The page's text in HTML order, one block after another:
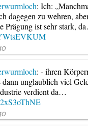
: Ich:
dagegen zu wehren,
Prägung ist sehr stark,
: - ihren
unglaublich viel
verdient da…